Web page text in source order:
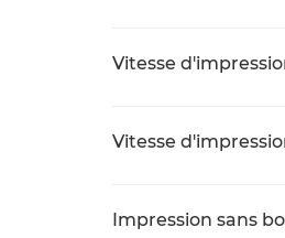
Vitesse
Vitesse
Impression sans